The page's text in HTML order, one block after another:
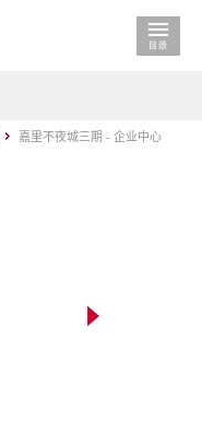
嘉里不夜城三期 - 企业中心